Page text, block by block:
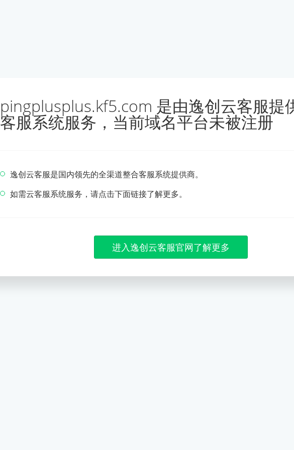
pingplusplus.kf5.com 是由逸创云客服提
客服系统服务，当前域名平台未被注册
逸创云客服是国内领先的全渠道整合客服系统提供商。
如需云客服系统服务，请点击下面链接了解更多。
进入逸创云客服官网了解更多